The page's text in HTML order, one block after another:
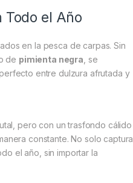
Todo el Año
en la pesca de carpas. Sin
de pimienta negra , se
entre dulzura afrutada y
pero con un trasfondo cálido
constante. No solo captura
el año, sin importar la